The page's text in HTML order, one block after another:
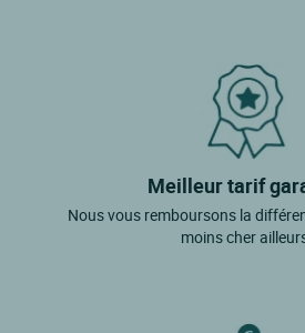
Meilleur tarif
Nous vous remboursons la
moins cher